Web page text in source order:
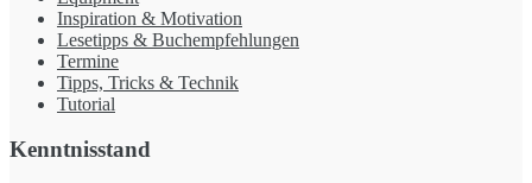
Inspiration & Motivation
Lesetipps & Buchempfehlungen
Termine
Tipps, Tricks & Technik
Tutorial
Kenntnisstand